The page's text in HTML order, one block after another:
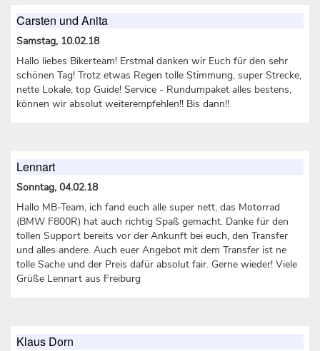
Carsten und Anita
Samstag, 10.02.18
Hallo liebes Bikerteam! Erstmal danken wir Euch für den sehr
schönen Tag! Trotz etwas Regen tolle Stimmung, super Strecke,
nette Lokale, top Guide! Service - Rundumpaket alles bestens,
können wir absolut weiterempfehlen!! Bis dann!!
Lennart
Sonntag, 04.02.18
Hallo MB-Team, ich fand euch alle super nett, das Motorrad
(BMW F800R) hat auch richtig Spaß gemacht. Danke für den
tollen Support bereits vor der Ankunft bei euch, den Transfer
und alles andere. Auch euer Angebot mit dem Transfer ist ne
tolle Sache und der Preis dafür absolut fair. Gerne wieder! Viele
Grüße Lennart aus Freiburg
Klaus Dorn